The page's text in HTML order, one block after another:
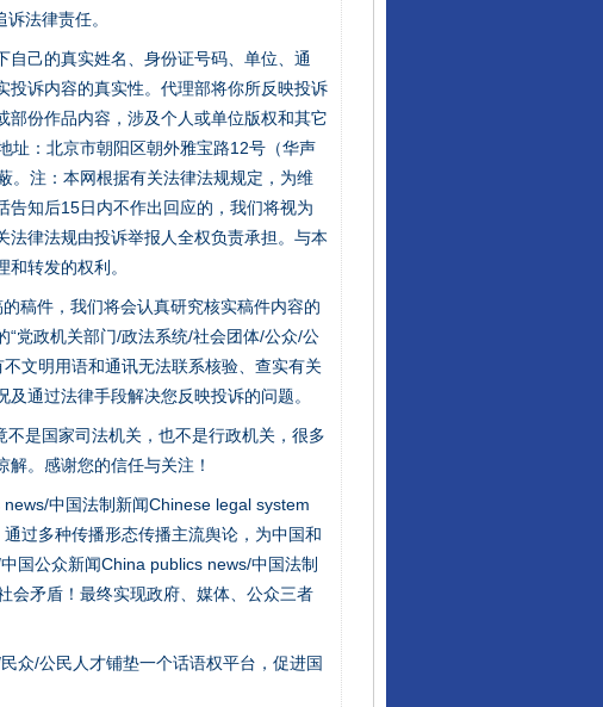
法律责任。
己的真实姓名、身份证号码、单位、通
投诉内容的真实性。代理部将你所反映投诉
份作品内容，涉及个人或单位版权和其它
址：北京市朝阳区朝外雅宝路12号（华声
。注：本网根据有关法律法规规定，为维
告知后15日内不作出回应的，我们将视为
律法规由投诉举报人全权负责承担。与本
转发的权利。
稿件，我们将会认真研究核实稿件内容的
党政机关部门/政法系统/社会团体/公众/公
文明用语和通讯无法联系核验、查实有关
通过法律手段解决您反映投诉的问题。
是国家司法机关，也不是行政机关，很多
。感谢您的信任与关注！
中国法制新闻Chinese legal system
过多种传播形态传播主流舆论，为中国和
国公众新闻China publics news/中国法制
会矛盾！最终实现政府、媒体、公众三者
众/公民人才铺垫一个话语权平台，促进国
行业协会接连发公告